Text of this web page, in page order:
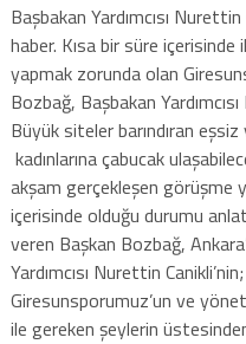
Başbakan Yardımcısı
haber. Kısa bir süre
yapmak zorunda olan
Bozbağ, Başbakan
Büyük siteler barındıran
kadınlarına çabucak
akşam gerçekleşen görüşme
içerisinde olduğu durumu
veren Başkan Bozbağ,
Yardımcısı Nurettin
Giresunsporumuz’un ve
ile gereken şeylerin